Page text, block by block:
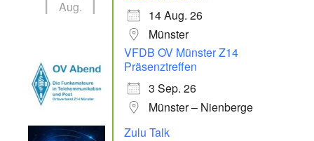
Aug.
14 Aug. 26
Münster
VFDB OV Münster Z14
Präsenztreffen
3 Sep. 26
Münster – Nienberge
Zulu Talk